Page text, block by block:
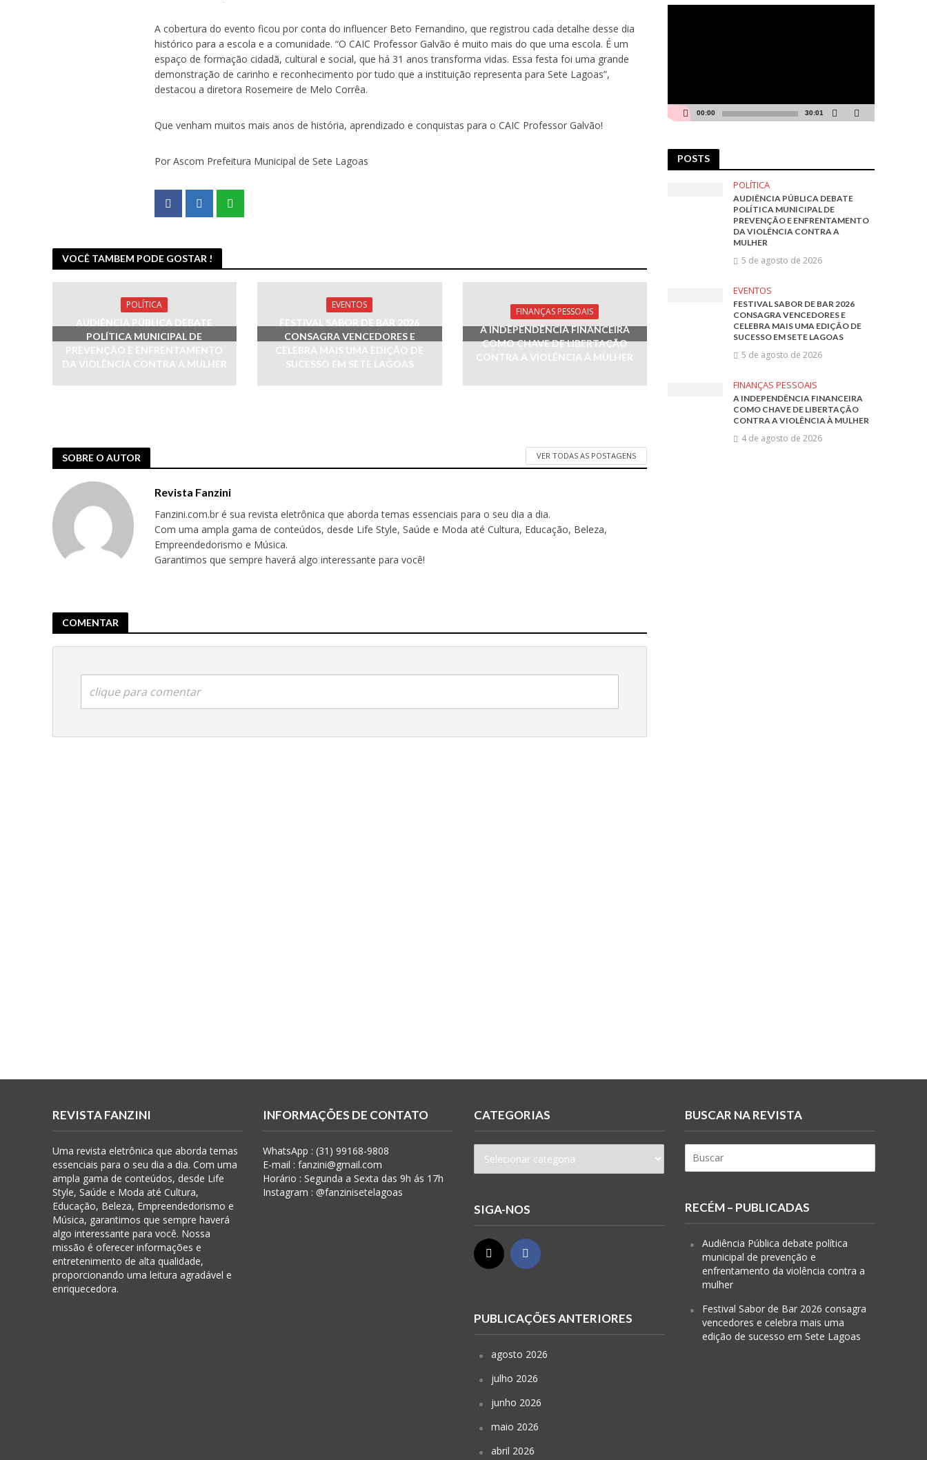
A cobertura do evento ficou por conta do influencer Beto Fernandino, que registrou cada detalhe desse dia
histórico para a escola e a comunidade. “O CAIC Professor Galvão é muito mais do que uma escola. É um
espaço de formação cidadã, cultural e social, que há 31 anos transforma vidas. Essa festa foi uma grande
demonstração de carinho e reconhecimento por tudo que a instituição representa para Sete Lagoas”,
destacou a diretora Rosemeire de Melo Corrêa.
Que venham muitos mais anos de história, aprendizado e conquistas para o CAIC Professor Galvão!
Por Ascom Prefeitura Municipal de Sete Lagoas
VOCÊ TAMBEM PODE GOSTAR !
POLÍTICA
AUDIÊNCIA PÚBLICA DEBATE
POLÍTICA MUNICIPAL DE
PREVENÇÃO E ENFRENTAMENTO
DA VIOLÊNCIA CONTRA A MULHER
EVENTOS
FESTIVAL SABOR DE BAR 2026
CONSAGRA VENCEDORES E
CELEBRA MAIS UMA EDIÇÃO DE
SUCESSO EM SETE LAGOAS
FINANÇAS PESSOAIS
A INDEPENDÊNCIA FINANCEIRA
COMO CHAVE DE LIBERTAÇÃO
CONTRA A VIOLÊNCIA À MULHER
SOBRE O AUTOR VER TODAS AS POSTAGENS
Revista Fanzini
Fanzini.com.br é sua revista eletrônica que aborda temas essenciais para o seu dia a dia.
Com uma ampla gama de conteúdos, desde Life Style, Saúde e Moda até Cultura, Educação, Beleza,
Empreendedorismo e Música.
Garantimos que sempre haverá algo interessante para você!
COMENTAR
clique para comentar
00:00 30:01
POSTS
POLÍTICA
AUDIÊNCIA PÚBLICA DEBATE
POLÍTICA MUNICIPAL DE
PREVENÇÃO E ENFRENTAMENTO
DA VIOLÊNCIA CONTRA A
MULHER
5 de agosto de 2026
EVENTOS
FESTIVAL SABOR DE BAR 2026
CONSAGRA VENCEDORES E
CELEBRA MAIS UMA EDIÇÃO DE
SUCESSO EM SETE LAGOAS
5 de agosto de 2026
FINANÇAS PESSOAIS
A INDEPENDÊNCIA FINANCEIRA
COMO CHAVE DE LIBERTAÇÃO
CONTRA A VIOLÊNCIA À MULHER
4 de agosto de 2026
REVISTA FANZINI
Uma revista eletrônica que aborda temas
essenciais para o seu dia a dia. Com uma
ampla gama de conteúdos, desde Life
Style, Saúde e Moda até Cultura,
Educação, Beleza, Empreendedorismo e
Música, garantimos que sempre haverá
algo interessante para você. Nossa
missão é oferecer informações e
entretenimento de alta qualidade,
proporcionando uma leitura agradável e
enriquecedora.
INFORMAÇÕES DE CONTATO
WhatsApp : (31) 99168-9808
E-mail : fanzini@gmail.com
Horário : Segunda a Sexta das 9h ás 17h
Instagram : @fanzinisetelagoas
CATEGORIAS
SIGA-NOS
PUBLICAÇÕES ANTERIORES
agosto 2026
julho 2026
junho 2026
maio 2026
abril 2026
BUSCAR NA REVISTA
RECÉM – PUBLICADAS
Audiência Pública debate política
municipal de prevenção e
enfrentamento da violência contra a
mulher
Festival Sabor de Bar 2026 consagra
vencedores e celebra mais uma
edição de sucesso em Sete Lagoas